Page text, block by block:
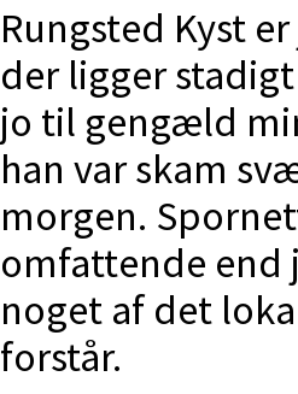
Rungsted Kyst
der ligger
jo til gengæld
han var skam
morgen.
omfattende end
noget af det
forstår.